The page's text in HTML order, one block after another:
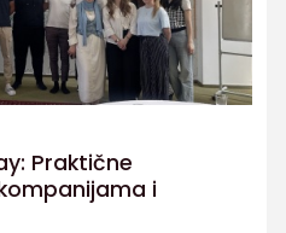
Praktične
i